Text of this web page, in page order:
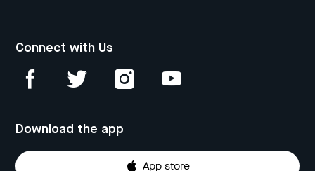
Connect with Us
Download the app
App store